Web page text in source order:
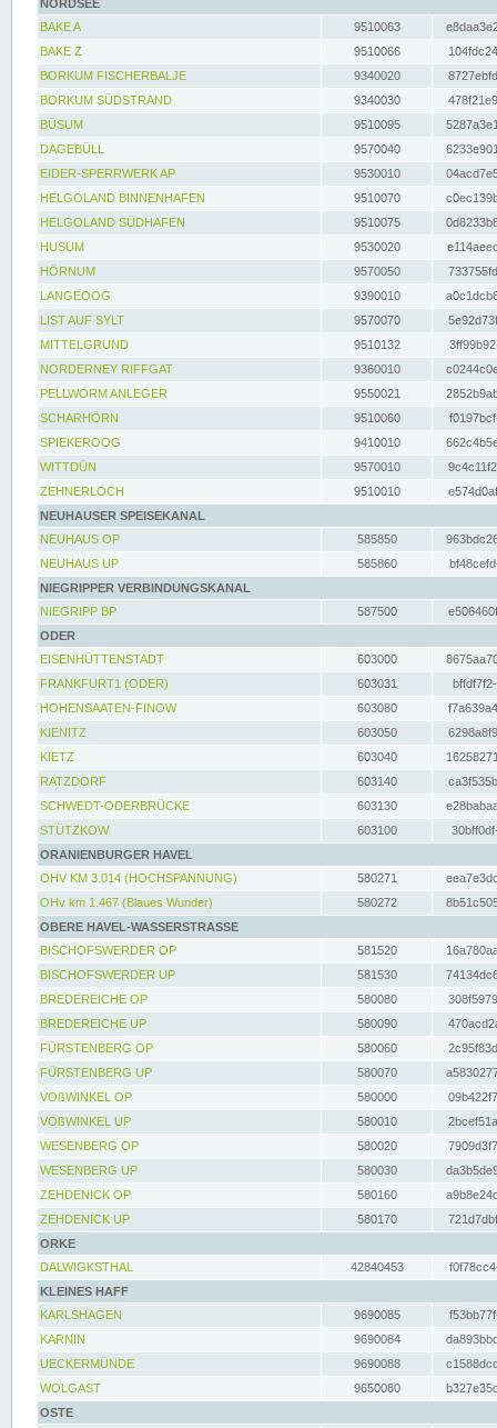
NORDSEE
BAKE A
9510063
BAKE Z
9510066
BORKUM FISCHERBALJE
9340020
BORKUM SÜDSTRAND
9340030
BÜSUM
9510095
DAGEBÜLL
9570040
EIDER-SPERRWERK AP
9530010
HELGOLAND BINNENHAFEN
9510070
HELGOLAND SÜDHAFEN
9510075
HUSUM
9530020
HÖRNUM
9570050
LANGEOOG
9390010
LIST AUF SYLT
9570070
MITTELGRUND
9510132
NORDERNEY RIFFGAT
9360010
PELLWORM ANLEGER
9550021
SCHARHÖRN
9510060
SPIEKEROOG
9410010
WITTDÜN
9570010
ZEHNERLOCH
9510010
NEUHAUSER SPEISEKANAL
NEUHAUS OP
585850
NEUHAUS UP
585860
NIEGRIPPER VERBINDUNGSKANAL
NIEGRIPP BP
587500
ODER
EISENHÜTTENSTADT
603000
FRANKFURT1 (ODER)
603031
HOHENSAATEN-FINOW
603080
KIENITZ
603050
KIETZ
603040
RATZDORF
603140
SCHWEDT-ODERBRÜCKE
603130
STÜTZKOW
603100
ORANIENBURGER HAVEL
OHV KM 3.014 (HOCHSPANNUNG)
580271
OHv km 1.467 (Blaues Wunder)
580272
OBERE HAVEL-WASSERSTRASSE
BISCHOFSWERDER OP
581520
BISCHOFSWERDER UP
581530
BREDEREICHE OP
580080
BREDEREICHE UP
580090
FÜRSTENBERG OP
580060
FÜRSTENBERG UP
580070
VOßWINKEL OP
580000
VOßWINKEL UP
580010
WESENBERG OP
580020
WESENBERG UP
580030
ZEHDENICK OP
580160
ZEHDENICK UP
580170
ORKE
DALWIGKSTHAL
42840453
KLEINES HAFF
KARLSHAGEN
9690085
KARNIN
9690084
UECKERMÜNDE
9690088
WOLGAST
9650080
OSTE